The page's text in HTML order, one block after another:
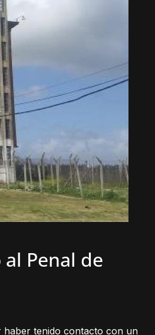
Penal de
haber tenido contacto con un